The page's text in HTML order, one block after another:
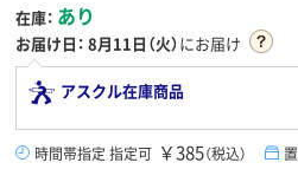
在庫： あり
お届け日： 8月11日（火）にお届け
アスクル在庫商品
時間帯指定 指定可 ￥385（税込）